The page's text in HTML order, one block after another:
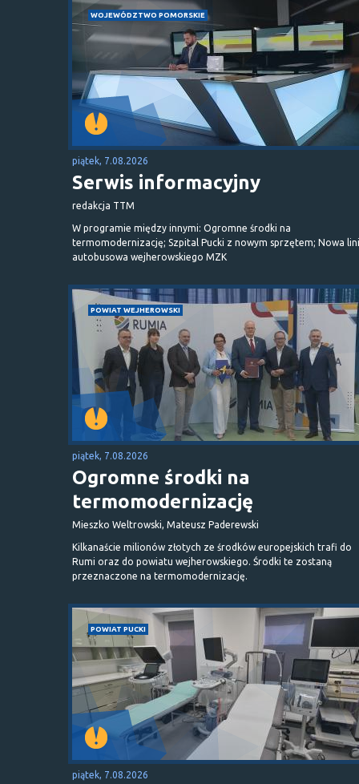
WOJEWÓDZTWO POMORSKIE
piątek, 7.08.2026
Serwis informacyjny
redakcja TTM
W programie między innymi: Ogromne środki na
termomodernizację; Szpital Pucki z nowym sprzętem; Nowa
autobusowa wejherowskiego MZK
POWIAT WEJHEROWSKI
piątek, 7.08.2026
Ogromne środki na
termomodernizację
Mieszko Weltrowski, Mateusz Paderewski
Kilkanaście milionów złotych ze środków europejskich trafi do
Rumi oraz do powiatu wejherowskiego. Środki te zostaną
przeznaczone na termomodernizację.
POWIAT PUCKI
piątek, 7.08.2026